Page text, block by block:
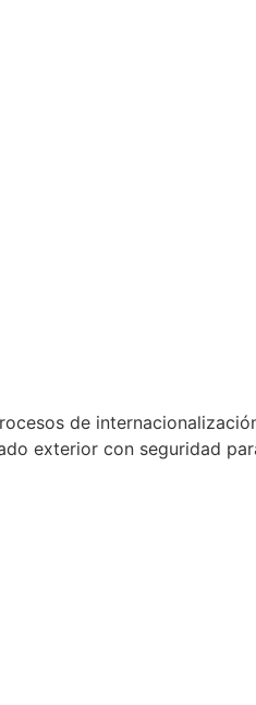
de
exterior con seguridad